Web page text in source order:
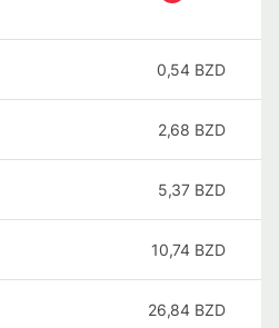
0,54 BZD
2,68 BZD
5,37 BZD
10,74 BZD
26,84 BZD